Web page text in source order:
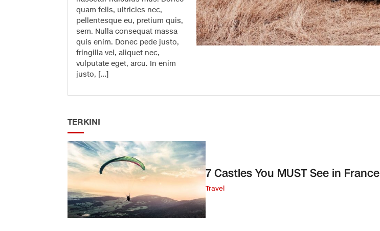
quam felis, ultricies nec,
pellentesque eu, pretium quis,
sem. Nulla consequat massa
quis enim. Donec pede justo,
fringilla vel, aliquet nec,
vulputate eget, arcu. In enim
justo, […]
TERKINI
7 Castles You MUST See in France
Travel